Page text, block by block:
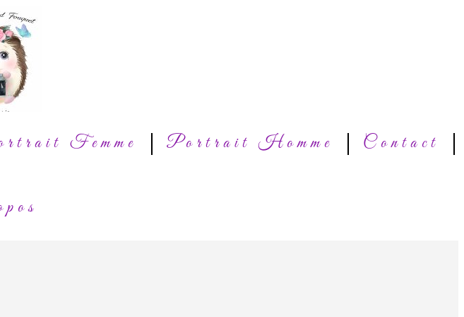
Femme Portrait Homme Contact